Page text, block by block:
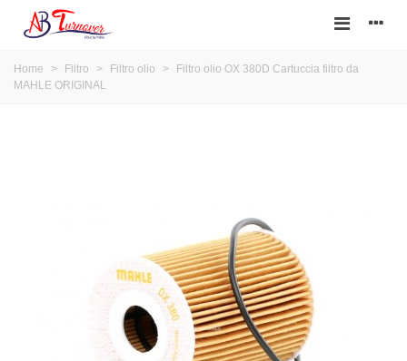
Home > Filtro > Filtro olio >
Filtro olio OX 380D Cartuccia filtro da
MAHLE ORIGINAL